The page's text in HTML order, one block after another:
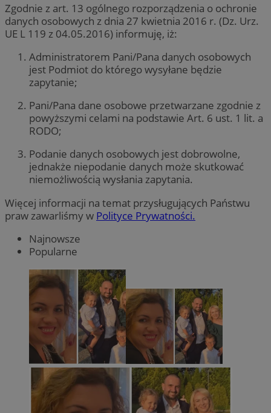
Zgodnie z art. 13 ogólnego rozporządzenia o ochronie
danych osobowych z dnia 27 kwietnia 2016 r. (Dz. Urz.
UE L 119 z 04.05.2016) informuję, iż:
Administratorem Pani/Pana danych osobowych
jest Podmiot do którego wysyłane będzie
zapytanie;
Pani/Pana dane osobowe przetwarzane zgodnie z
powyższymi celami na podstawie Art. 6 ust. 1 lit. a
RODO;
Podanie danych osobowych jest dobrowolne,
jednakże niepodanie danych może skutkować
niemożliwością wysłania zapytania.
Więcej informacji na temat przysługujących Państwu
praw zawarliśmy w Polityce Prywatności.
Najnowsze
Popularne